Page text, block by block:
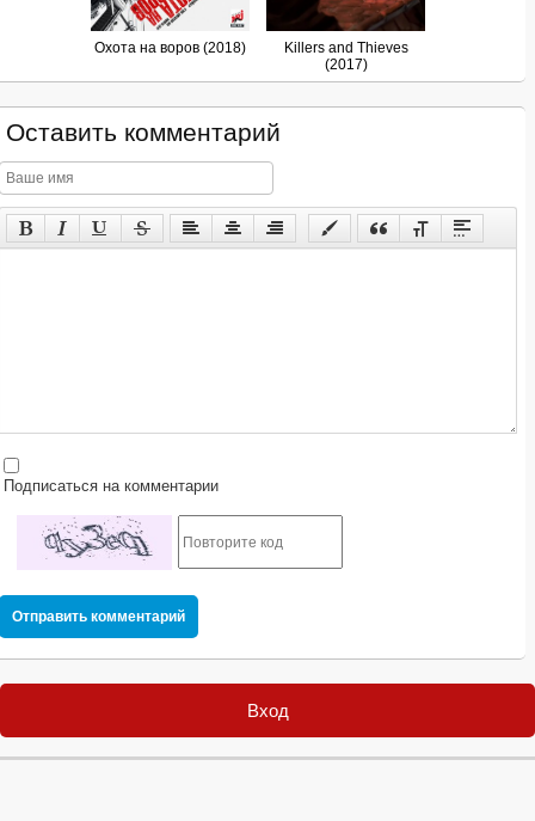
Охота на воров (2018)
Killers and Thieves
(2017)
Оставить комментарий
на комментарии
Отправить комментарий
Вход